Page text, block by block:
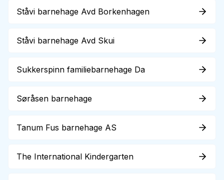
Ståvi barnehage Avd Borkenhagen
Ståvi barnehage Avd Skui
Sukkerspinn familiebarnehage Da
Søråsen barnehage
Tanum Fus barnehage AS
The International Kindergarten